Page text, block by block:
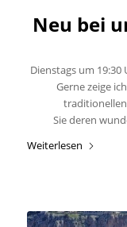
Neu bei
Dienstags um 19:30
Gerne zeige
traditionellen
Sie deren
Weiterlesen